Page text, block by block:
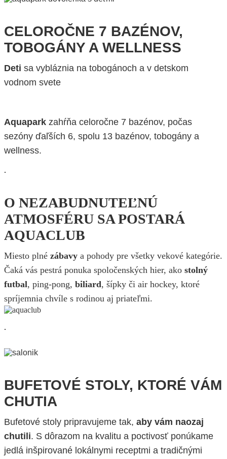
CELOROČNE 7 BAZÉNOV,
TOBOGÁNY A WELLNESS
Deti sa vybláznia na tobogánoch a v detskom
vodnom svete
Aquapark zahŕňa celoročne 7 bazénov, počas
sezóny ďaľších 6, spolu 13 bazénov, tobogány a
wellness.
.
O NEZABUDNUTEĽNÚ
ATMOSFÉRU SA POSTARÁ
AQUACLUB
Miesto plné zábavy a pohody pre všetky vekové kategórie.
Čaká vás pestrá ponuka spoločenských hier, ako stolný
futbal, ping-pong, biliard, šípky či air hockey, ktoré
spríjemnia chvíle s rodinou aj priateľmi.
.
BUFETOVÉ STOLY, KTORÉ VÁM
CHUTIA
Bufetové stoly pripravujeme tak, aby vám naozaj
chutili. S dôrazom na kvalitu a poctivosť ponúkame
jedlá inšpirované lokálnymi receptmi a tradičnými